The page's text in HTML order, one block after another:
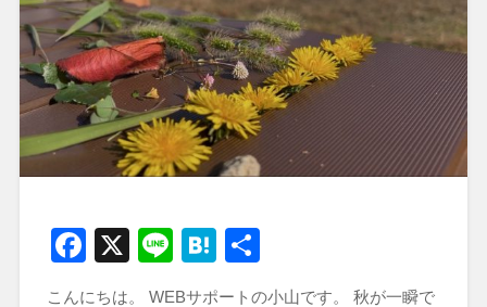
Facebook
X LineHatena
共
有
こんにちは。 WEBサポートの小山です。 秋が一瞬で